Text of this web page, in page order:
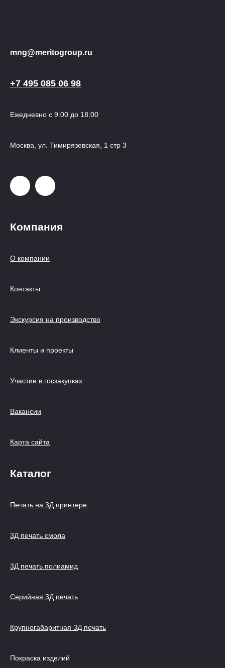
mng@meritogroup.ru
+7 495 085 06 98
Ежедневно с 9:00 до 18:00
Москва, ул. Тимирязевская, 1 стр 3
Компания
О компании
Контакты
Экскурсия на производство
Клиенты и проекты
Участие в госзакупках
Вакансии
Карта сайта
Каталог
Печать на 3Д принтере
3Д печать смола
3Д печать полиамид
Серийная 3Д печать
Крупногабаритная 3Д печать
Покраска изделий